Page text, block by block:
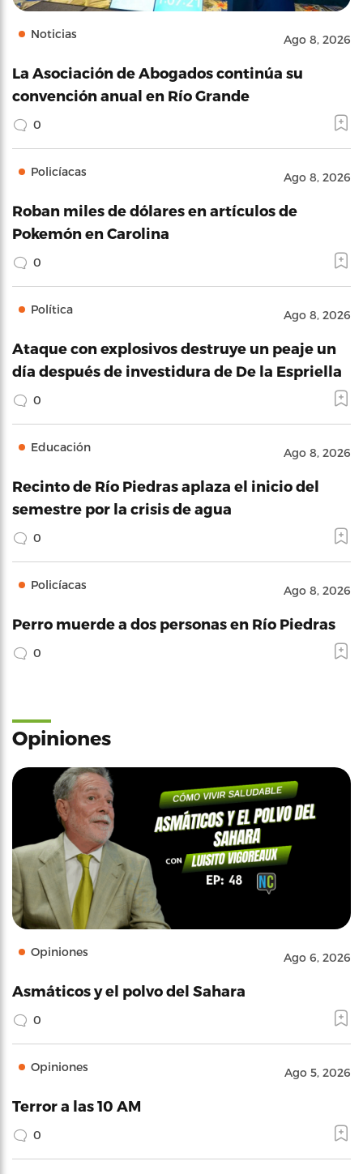
Noticias Ago 8, 2026
La Asociación de Abogados continúa su
convención anual en Río Grande
0
Policíacas Ago 8, 2026
Roban miles de dólares en artículos de
Pokemón en Carolina
0
Política Ago 8, 2026
Ataque con explosivos destruye un peaje un
día después de investidura de De la Espriella
0
Educación Ago 8, 2026
Recinto de Río Piedras aplaza el inicio del
semestre por la crisis de agua
0
Policíacas Ago 8, 2026
Perro muerde a dos personas en Río Piedras
0
Opiniones
Opiniones Ago 6, 2026
Asmáticos y el polvo del Sahara
0
Opiniones Ago 5, 2026
Terror a las 10 AM
0